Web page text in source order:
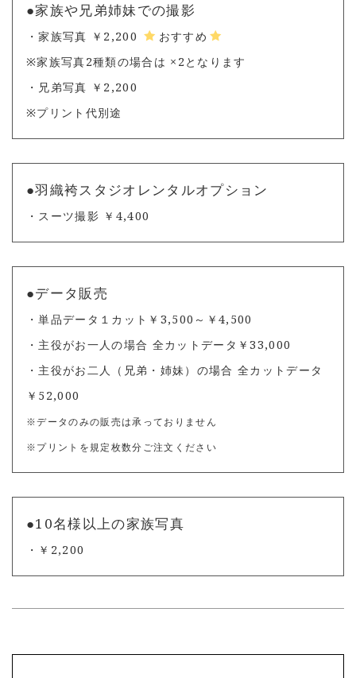
●家族や兄弟姉妹での撮影
・家族写真 ￥2,200
おすすめ
※家族写真2種類の場合は ×2となります
・兄弟写真 ￥2,200
※プリント代別途
●羽織袴スタジオレンタルオプション
・スーツ撮影 ￥4,400
●データ販売
・単品データ１カット￥3,500～￥4,500
・主役がお一人の場合 全カットデータ￥33,000
・主役がお二人（兄弟・姉妹）の場合 全カットデータ
￥52,000
※データのみの販売は承っておりません
※プリントを規定枚数分ご注文ください
●10名様以上の家族写真
・￥2,200